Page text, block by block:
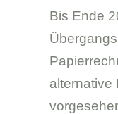
Bis Ende
alternative